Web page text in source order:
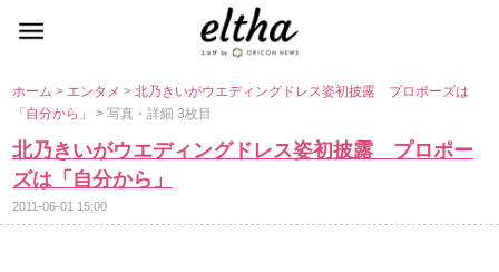
ホーム> エンタメ>北乃きいがウエディングドレス姿初披露 プロポーズは
「自分から」> 写真・詳細 3枚目
北乃きいがウエディングドレス姿初披露 プロポー
ズは「自分から」
2011-06-01 15:00